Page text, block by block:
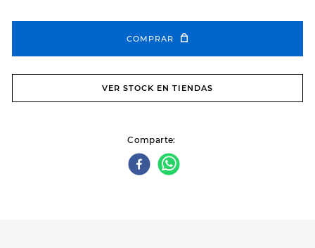
COMPRAR
VER STOCK EN TIENDAS
Comparte